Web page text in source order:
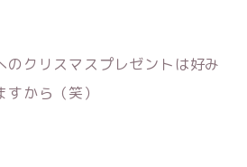
のクリスマスプレゼントは好み
から（笑）